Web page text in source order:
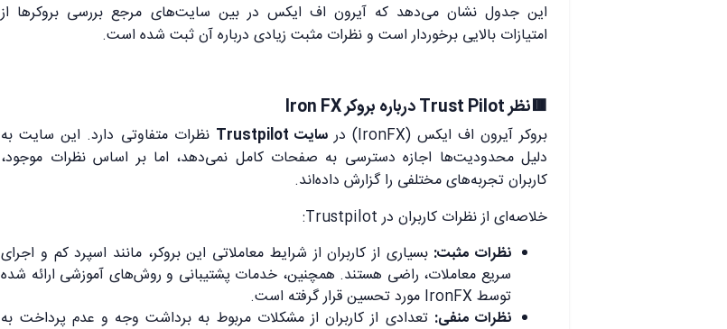
این جدول نشان می‌دهد که آیرون اف ایکس در بین سایت‌های مرجع بررسی بروکرها از
امتیازات بالایی برخوردار است و نظرات مثبت زیادی درباره آن ثبت شده است.
🟥نظر Trust Pilot درباره بروکر Iron FX
بروکر آیرون اف ایکس (IronFX) در سایت Trustpilot
نظرات متفاوتی دارد. این سایت به
دلیل محدودیت‌ها اجازه دسترسی به صفحات کامل نمی‌دهد، اما بر اساس نظرات موجود،
کاربران تجربه‌های مختلفی را گزارش داده‌اند.
خلاصه‌ای از نظرات کاربران در Trustpilot:
نظرات مثبت: بسیاری از کاربران از شرایط معاملاتی این بروکر، مانند اسپرد کم و اجرای
سریع معاملات، راضی هستند. همچنین، خدمات پشتیبانی و روش‌های آموزشی ارائه شده
توسط IronFX مورد تحسین قرار گرفته است.
نظرات منفی: تعدادی از کاربران از مشکلات مربوط به برداشت وجه و عدم پرداخت به